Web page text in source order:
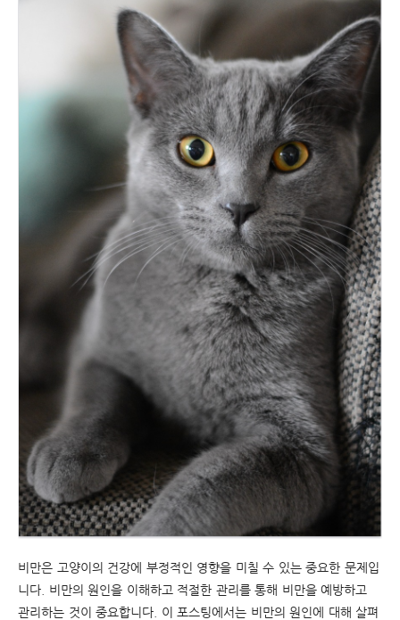
비만은 고양이의 건강에 부정적인 영향을 미칠 수 있는 중요한 문제입
니다. 비만의 원인을 이해하고 적절한 관리를 통해 비만을 예방하고
관리하는 것이 중요합니다. 이 포스팅에서는 비만의 원인에 대해 살펴